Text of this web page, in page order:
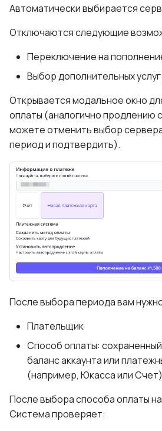
дополнительными
пользователями
Безопасность
Автоматически выбирается
Отключаются следующие
Переключение на
Выбор дополнительных
Открывается модальное окно
оплаты (аналогично продлению
можете отменить выбор
период и подтвердить).
После выбора периода вам
Плательщик
Способ оплаты:
баланс аккаунта или
(например, Юкасса или
После выбора способа оплаты
Система проверяет: